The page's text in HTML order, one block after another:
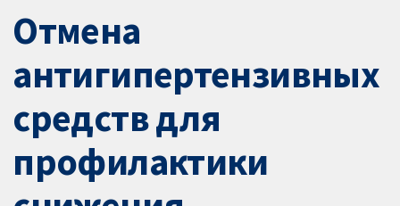
Отмена
антигипертензивных
средств для
профилактики